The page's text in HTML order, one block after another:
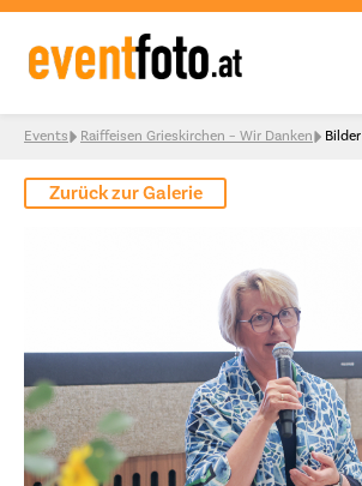
Skip to content
Events Raiffeisen Grieskirchen – Wir Danken Bilder
Zurück zur Galerie